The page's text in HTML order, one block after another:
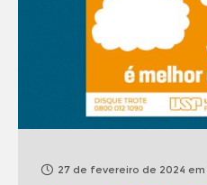
27 de fevereiro de 2024 em